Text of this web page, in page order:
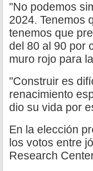
"No podemos
2024. Tenemos
tenemos que
del 80 al 90 por
muro rojo para
"Construir es
renacimiento
dio su vida por
En la elección
los votos entre
Research